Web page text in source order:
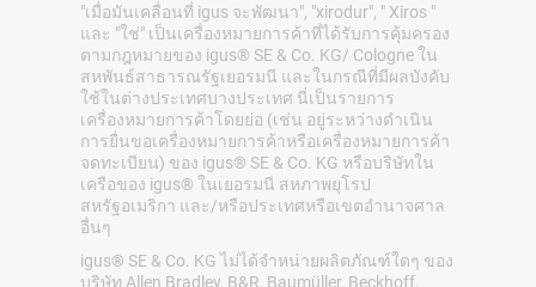
"เมื่อมันเคลื่อนที่ igus จะพัฒนา", "xirodur", " Xiros "
และ "ใช่" เป็นเครื่องหมายการค้าที่ได้รับการคุ้มครอง
ตามกฎหมายของ igus® SE & Co. KG/ Cologne ใน
สหพันธ์สาธารณรัฐเยอรมนี และในกรณีที่มีผลบังคับ
ใช้ในต่างประเทศบางประเทศ นี่เป็นรายการ
เครื่องหมายการค้าโดยย่อ (เช่น อยู่ระหว่างดำเนิน
การยื่นขอเครื่องหมายการค้าหรือเครื่องหมายการค้า
จดทะเบียน) ของ igus® SE & Co. KG หรือบริษัทใน
เครือของ igus® ในเยอรมนี สหภาพยุโรป
สหรัฐอเมริกา และ/หรือประเทศหรือเขตอำนาจศาล
อื่นๆ
igus® SE & Co. KG ไม่ได้จำหน่ายผลิตภัณฑ์ใดๆ ของ
บริษัท Allen Bradley, B&R, Baumüller, Beckhoff,